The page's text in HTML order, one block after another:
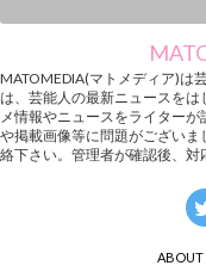
MATOMEDIA(マトメディア)は
は、芸能人の最新ニュースを
メ情報やニュースをライター
や掲載画像等に問題がござい
絡下さい。管理者が確認後、対
ABOUT